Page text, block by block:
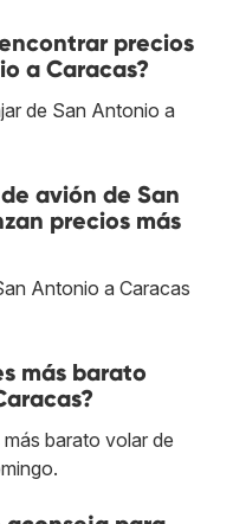
precios
a Caracas?
de San Antonio a
avión de San
precios más
Antonio a Caracas
más barato
más barato volar de